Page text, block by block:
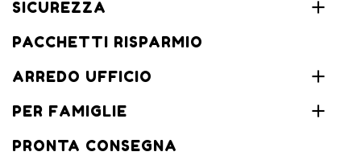
SICUREZZA
PACCHETTI RISPARMIO
ARREDO UFFICIO
PER FAMIGLIE
PRONTA CONSEGNA